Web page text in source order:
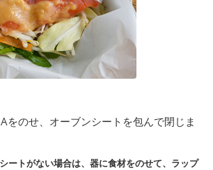
をのせ、オーブンシートを包んで閉じま
ートがない場合は、器に食材をのせて、ラップ